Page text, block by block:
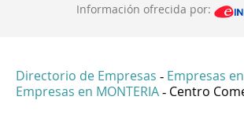
Información ofrecida por:
Directorio de Empresas - Empresas
Empresas en MONTERIA - Centro